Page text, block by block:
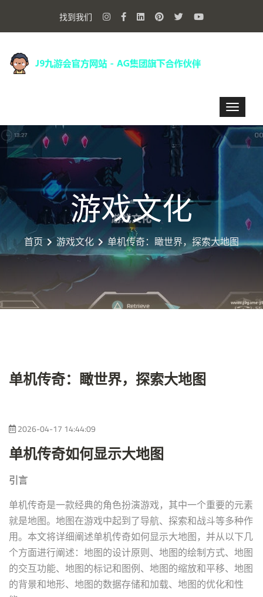
找到我们
游戏文化
首页 游戏文化 单机传奇：瞰世界，探索大地图
单机传奇：瞰世界，探索大地图
2026-04-17 14:44:09
单机传奇如何显示大地图
引言
单机传奇是一款经典的角色扮演游戏，其中一个重要的元素
就是地图。地图在游戏中起到了导航、探索和战斗等多种作
用。本文将详细阐述单机传奇如何显示大地图，并从以下几
个方面进行阐述：地图的设计原则、地图的绘制方式、地图
的交互功能、地图的标记和图例、地图的缩放和平移、地图
的背景和地形、地图的数据存储和加载、地图的优化和性